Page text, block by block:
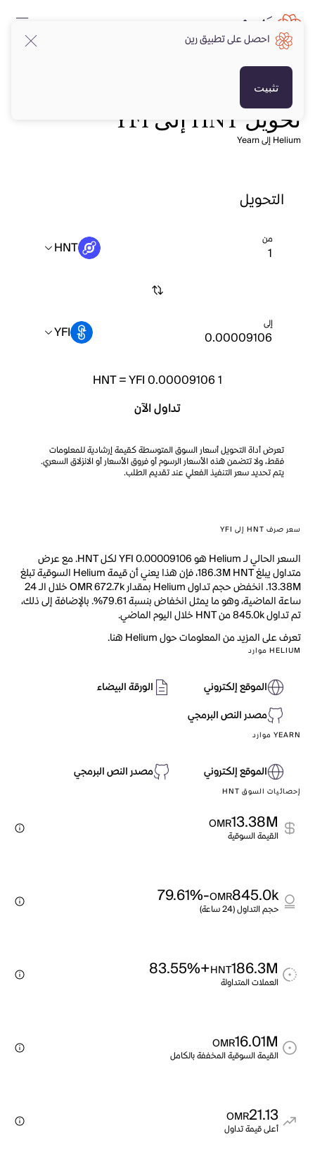
تحويل HNT إلى YFI
Helium إلى Yearn
التحويل
من HNT
إلى YFI
1
HNT=YFI 0.00009106
تداول الآن
تعرض أداة التحويل أسعار السوق المتوسطة كقيمة إرشادية للمعلومات
فقط، ولا تتضمن هذه الأسعار الرسوم أو فروق الأسعار أو الانزلاق السعري.
يتم تحديد سعر التنفيذ الفعلي عند تقديم الطلب.
سعر صرف HNT إلى YFI
السعر الحالي لـ Helium هو YFI 0.00009106 لكل HNT. مع عرض
متداول يبلغ 186.3M HNT، فإن هذا يعني أن قيمة Helium السوقية تبلغ
13.38M. انخفض حجم تداول Helium بمقدار OMR 672.7k خلال الـ 24
ساعة الماضية، وهو ما يمثل انخفاض بنسبة 79.61%. بالإضافة إلى ذلك،
تم تداول 845.0k من HNT خلال اليوم الماضي.
تعرف على المزيد من المعلومات حول Helium هنا.
HELIUM موارد
الموقع إلكتروني
الورقة البيضاء
مصدر النص البرمجي
YEARN موارد
الموقع إلكتروني مصدر النص البرمجي
إحصائيات السوق HNT
13.38M
OMR
القيمة السوقية
845.0k
OMR
-79.61%
حجم التداول (24 ساعة)
186.3M
HNT
+83.55%
العملات المتداولة
16.01M
OMR
القيمة السوقية المخففة بالكامل
21.13
OMR
أعلى قيمة تداول
احصل على تطبيق رين
تثبيت